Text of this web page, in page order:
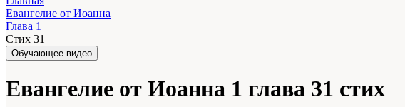
Евангелие от Иоанна
Глава 1
Стих 31
Обучающее видео
Евангелие от Иоанна 1 глава 31 стих